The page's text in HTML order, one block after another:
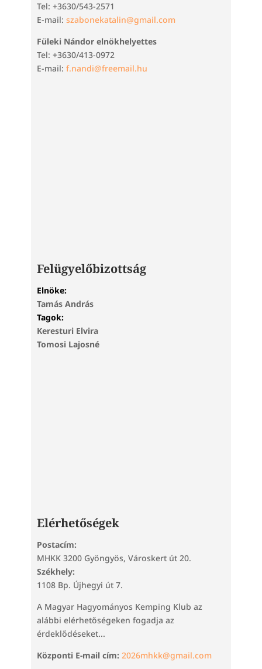
Tel: +3630/543-2571
E-mail: szabonekatalin@gmail.com
Füleki Nándor elnökhelyettes
Tel: +3630/413-0972
E-mail: f.nandi@freemail.hu
Felügyelőbizottság
Elnöke:
Tamás András
Tagok:
Keresturi Elvira
Tomosi Lajosné
Elérhetőségek
Postacím:
MHKK 3200 Gyöngyös, Városkert út 20.
Székhely:
1108 Bp. Újhegyi út 7.
A Magyar Hagyományos Kemping Klub az
alábbi elérhetőségeken fogadja az
érdeklődéseket...
Központi E-mail cím: 2026mhkk@gmail.com